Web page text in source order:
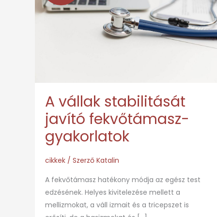
A vállak stabilitását
javító fekvőtámasz-
gyakorlatok
cikkek / Szerző Katalin
A fekvőtámasz hatékony módja az egész test
edzésének. Helyes kivitelezése mellett a
mellizmokat, a váll izmait és a tricepszet is
stabilitását
fekvőtámasz-